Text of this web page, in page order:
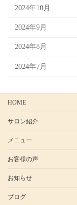
2024年10月
2024年9月
2024年8月
2024年7月
HOME
サロン紹介
メニュー
お客様の声
お知らせ
ブログ